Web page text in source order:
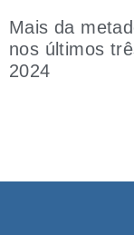
Mais da
nos últimos
2024